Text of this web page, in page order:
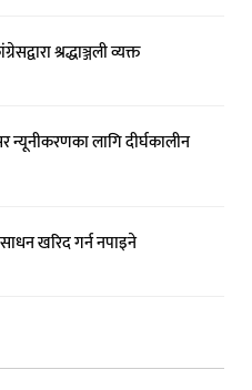
श्रद्धाञ्जली व्यक्त
न्यूनीकरणका लागि दीर्घकालीन
खरिद गर्न नपाइने